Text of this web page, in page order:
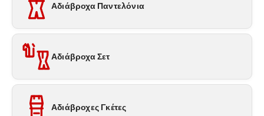
Αδιάβροχα Παντελόνια
Αδιάβροχα Σετ
Αδιάβροχες Γκέτες